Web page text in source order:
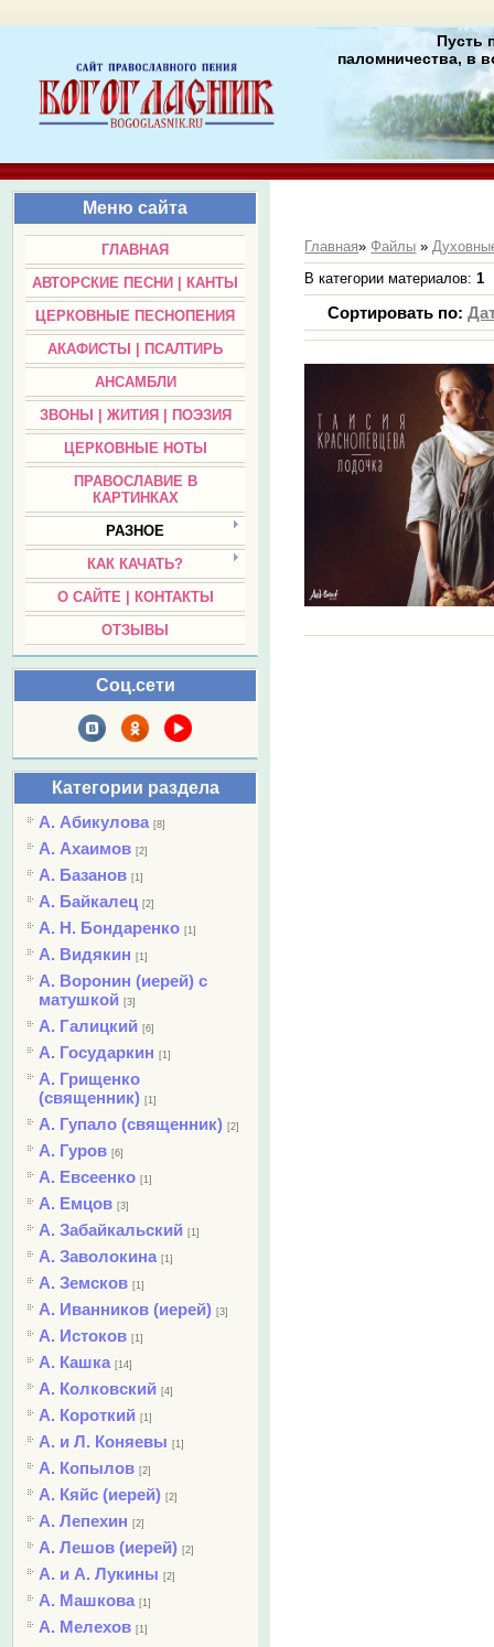
Пусть
паломничества, в
Меню сайта
ГЛАВНАЯ
АВТОРСКИЕ ПЕСНИ | КАНТЫ
ЦЕРКОВНЫЕ ПЕСНОПЕНИЯ
АКАФИСТЫ | ПСАЛТИРЬ
АНСАМБЛИ
ЗВОНЫ | ЖИТИЯ | ПОЭЗИЯ
ЦЕРКОВНЫЕ НОТЫ
ПРАВОСЛАВИЕ В
КАРТИНКАХ
РАЗНОЕ
КАК КАЧАТЬ?
О САЙТЕ | КОНТАКТЫ
ОТЗЫВЫ
Соц.сети
Категории раздела
А. Абикулова [8]
А. Ахаимов [2]
А. Базанов [1]
А. Байкалец [2]
А. Н. Бондаренко [1]
А. Видякин [1]
А. Воронин (иерей) с
матушкой [3]
А. Галицкий [6]
А. Государкин [1]
А. Грищенко
(священник) [1]
А. Гупало (священник) [2]
А. Гуров [6]
А. Евсеенко [1]
А. Емцов [3]
А. Забайкальский [1]
А. Заволокина [1]
А. Земсков [1]
А. Иванников (иерей) [3]
А. Истоков [1]
А. Кашка [14]
А. Колковский [4]
А. Короткий [1]
А. и Л. Коняевы [1]
А. Копылов [2]
А. Кяйс (иерей) [2]
А. Лепехин [2]
А. Лешов (иерей) [2]
А. и А. Лукины [2]
А. Машкова [1]
А. Мелехов [1]
Главная»Файлы »
В категории материалов:1
Сортировать по: